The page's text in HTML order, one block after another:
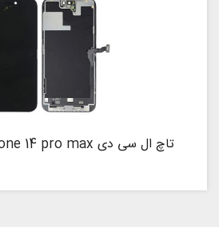
تاچ ال سی دی Apple iPhone 14 pro max